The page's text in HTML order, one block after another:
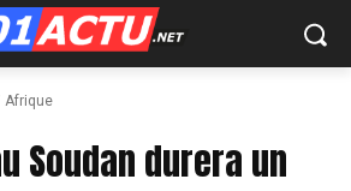
Afrique
Soudan durera un